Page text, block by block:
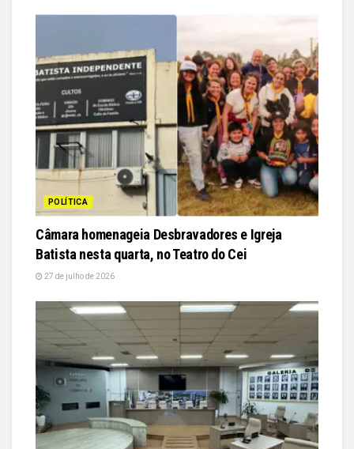
POLÍTICA
Câmara homenageia Desbravadores e Igreja
Batista nesta quarta, no Teatro do Cei
27 de julho de 2026